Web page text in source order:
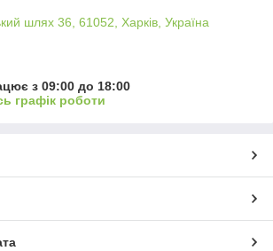
шлях 36, 61052, Харків, Україна
з 09:00 до 18:00
графік роботи